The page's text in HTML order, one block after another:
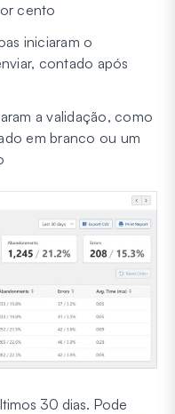
cento
iniciaram o
contado após
a validação, como
em branco ou um
30 dias. Pode